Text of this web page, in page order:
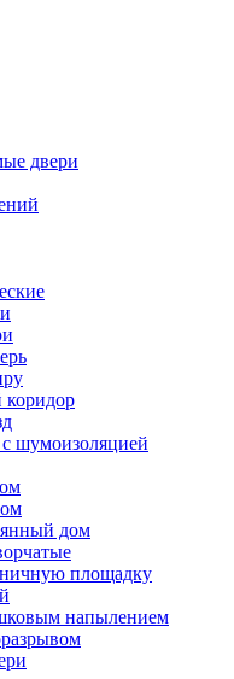
двери
коридор
с шумоизоляцией
дом
площадку
напылением